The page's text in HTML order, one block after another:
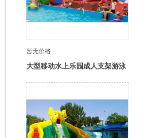
暂无价格
大型移动水上乐园成人支架游泳